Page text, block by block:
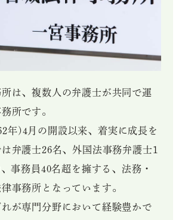
は、複数人の弁護士が共同で運
所です。
年)4月の開設以来、着実に成長を
弁護士26名、外国法事務弁護士1
事務員40名超を擁する、法務・
事務所となっています。
が専門分野において経験豊かで